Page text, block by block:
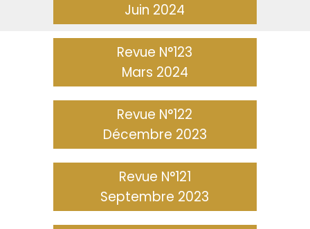
Juin 2024
Revue N°123
Mars 2024
Revue N°122
Décembre 2023
Revue N°121
Septembre 2023